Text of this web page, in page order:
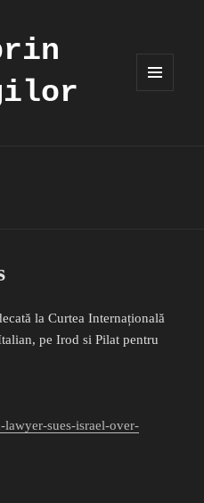
la Curtea Internațională
pe Irod si Pilat pentru
sues-israel-over-